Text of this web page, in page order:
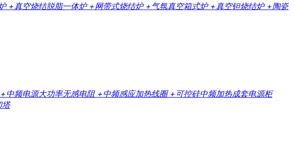
+真空烧结脱脂一体炉 +网带式烧结炉 +气氛真空箱式炉 +真空钽烧结炉 +陶瓷
+中频电源大功率无感电阻 +中频感应加热线圈 +可控硅中频加热成套电源柜
塔